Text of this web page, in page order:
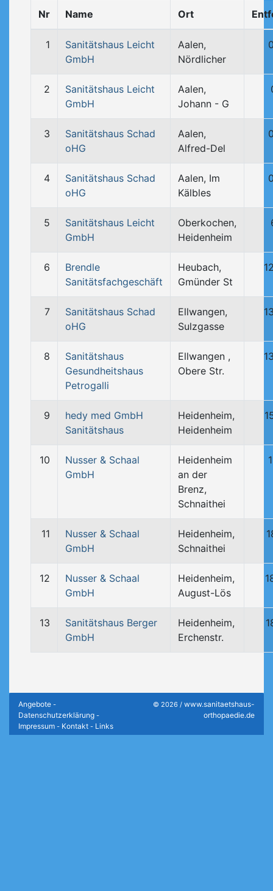
Nr Name Ort
1
Sanitätshaus Leicht
GmbH
Aalen,
Nördlicher
2
Sanitätshaus Leicht
GmbH
Aalen,
Johann - G
3
Sanitätshaus Schad
oHG
Aalen,
Alfred-Del
4
Sanitätshaus Schad
oHG
Aalen, Im
Kälbles
5
Sanitätshaus Leicht
GmbH
Oberkochen,
Heidenheim
6
Brendle
Sanitätsfachgeschäft
Heubach,
Gmünder St
7
Sanitätshaus Schad
oHG
Ellwangen,
Sulzgasse
8
Sanitätshaus
Gesundheitshaus
Petrogalli
Ellwangen ,
Obere Str.
9
hedy med GmbH
Sanitätshaus
Heidenheim,
Heidenheim
10
Nusser & Schaal
GmbH
Heidenheim
an der
Brenz,
Schnaithei
11
Nusser & Schaal
GmbH
Heidenheim,
Schnaithei
12
Nusser & Schaal
GmbH
Heidenheim,
August-Lös
13
Sanitätshaus Berger
GmbH
Heidenheim,
Erchenstr.
Angebote -
Datenschutzerklärung -
Impressum - Kontakt - Links
© 2026 / www.sanitaetshaus-
orthopaedie.de